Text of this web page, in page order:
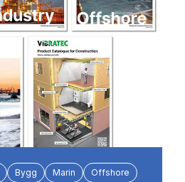
Bygg Marin
Offshore